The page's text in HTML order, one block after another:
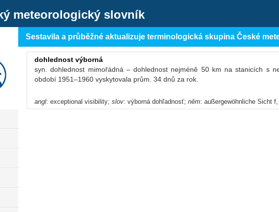
meteorologický slovník
Sestavila a průběžné aktualizuje terminologická skupina České
dohlednost výborná
syn. dohlednost mimořádná – dohlednost nejméně 50 km na stanicích s
období 1951–1960 vyskytovala prům. 34 dnů za rok.
angl: exceptional visibility; slov: výborná dohľadnosť; něm: außergewöhnliche Sicht